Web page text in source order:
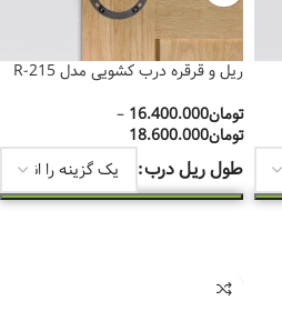
ریل و قرقره درب کشویی مدل R-215
تومان16.400.000
–
تومان18.600.000
طول ریل درب